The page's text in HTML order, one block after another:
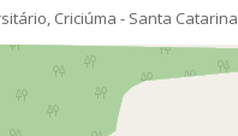
Criciúma - Santa Catarina